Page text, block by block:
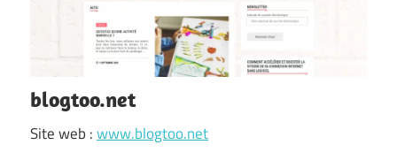
blogtoo.net
Site web :www.blogtoo.net